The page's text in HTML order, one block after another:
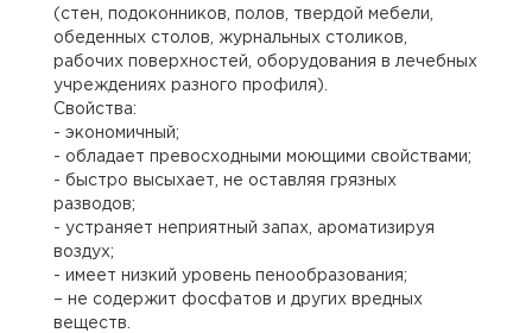
(стен, подоконников, полов, твердой мебели,
обеденных столов, журнальных столиков,
рабочих поверхностей, оборудования в лечебных
учреждениях разного профиля).
Свойства:
- экономичный;
- обладает превосходными моющими свойствами;
- быстро высыхает, не оставляя грязных
разводов;
- устраняет неприятный запах, ароматизируя
воздух;
- имеет низкий уровень пенообразования;
– не содержит фосфатов и других вредных
веществ.